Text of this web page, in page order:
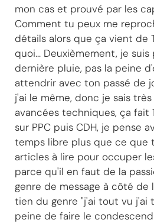
mon cas et prouvé par les
Comment tu peux me
détails alors que ça vient de
quoi... Deuxièmement, je
dernière pluie, pas la peine
attendrir avec ton passé de
j'ai le même, donc je sais
avancées techniques, ça fait
sur PPC puis CDH, je pense
temps libre plus que ce que
articles à lire pour occuper
parce qu'il en faut de la
genre de message à côté de
tien du genre "j'ai tout vu j'ai
peine de faire le